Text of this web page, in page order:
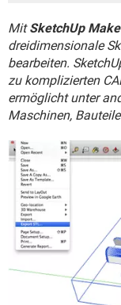
WHATSAPP
FACEBOOK
MitSketchUp
dreidimensionale
bearbeiten.
zu komplizierten
ermöglicht unter
Maschinen,